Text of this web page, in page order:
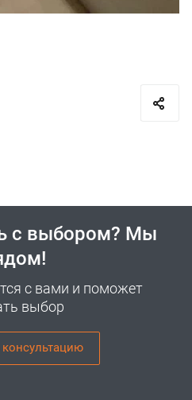
с выбором? Мы
с вами и поможет
выбор